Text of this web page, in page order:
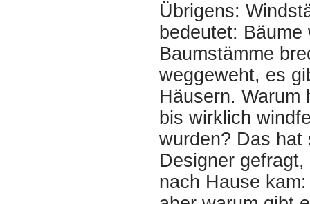
Übrigens:
bedeutet:
Baumstämme
weggeweht, es
Häusern. Warum
bis wirklich
wurden? Das hat
Designer
nach Hause